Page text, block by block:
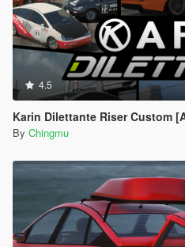
4.5
Karin Dilettante Riser Custom
By Chingmu